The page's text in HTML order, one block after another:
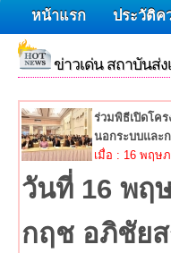
หน้าแรก ประวัติค
ข่าวเด่น สถาบันส่ง
ร่วมพิธีเปิดโค
นอกระบบและ
เมื่อ : 16 พฤษ
วันที่ 16 พฤ
กฤช อภิชัย